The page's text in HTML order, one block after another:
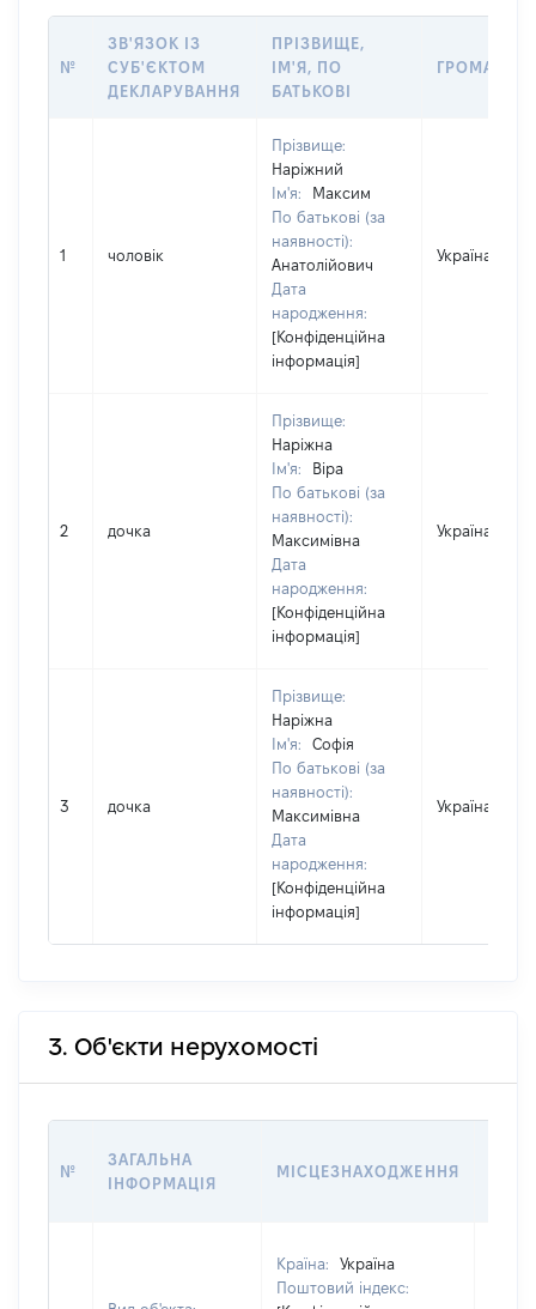
№
ЗВ'ЯЗОК ІЗ
СУБ'ЄКТОМ
ДЕКЛАРУВАННЯ
ПРІЗВИЩЕ,
ІМ'Я, ПО
БАТЬКОВІ
1 чоловік
Прізвище:
Наріжний
Ім'я:
Максим
По батькові (за
наявності):
Анатолійович
Дата
народження:
[Конфіденційна
інформація]
Україна
2 дочка
Прізвище:
Наріжна
Ім'я:
Віра
По батькові (за
наявності):
Максимівна
Дата
народження:
[Конфіденційна
інформація]
Україна
3 дочка
Прізвище:
Наріжна
Ім'я:
Софія
По батькові (за
наявності):
Максимівна
Дата
народження:
[Конфіденційна
інформація]
Україна
3. Об'єкти нерухомості
№
ЗАГАЛЬНА
ІНФОРМАЦІЯ
МІСЦЕЗНАХОДЖЕННЯ
Країна:
Україна
Поштовий індекс: